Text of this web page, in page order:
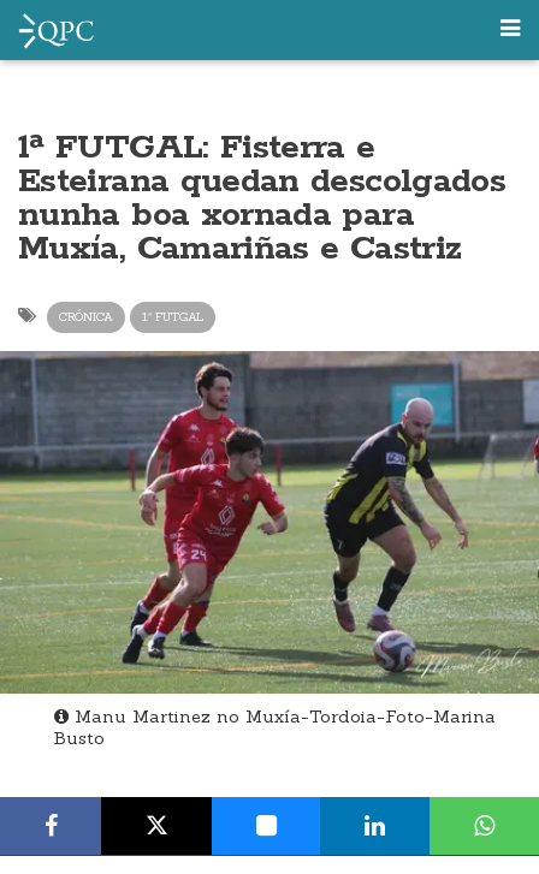
1ª FUTGAL: Fisterra e
Esteirana quedan descolgados
nunha boa xornada para
Muxía, Camariñas e Castriz
CRÓNICA 1ª FUTGAL
Manu Martinez no Muxía-Tordoia-Foto-Marina
Busto